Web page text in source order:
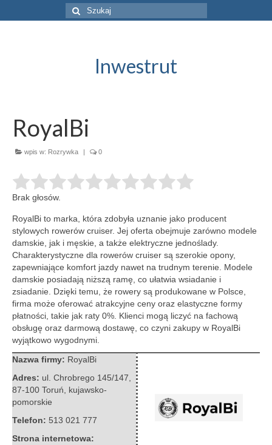
Szuklaj
w:
Inwestrut
RoyalBi
wpis w: Rozrywka | 0
Brak głosów.
RoyalBi to marka, która zdobyła uznanie jako producent
stylowych rowerów cruiser. Jej oferta obejmuje zarówno modele
damskie, jak i męskie, a także elektryczne jednoślady.
Charakterystyczne dla rowerów cruiser są szerokie opony,
zapewniające komfort jazdy nawet na trudnym terenie. Modele
damskie posiadają niższą ramę, co ułatwia wsiadanie i
zsiadanie. Dzięki temu, że rowery są produkowane w Polsce,
firma może oferować atrakcyjne ceny oraz elastyczne formy
płatności, takie jak raty 0%. Klienci mogą liczyć na fachową
obsługę oraz darmową dostawę, co czyni zakupy w RoyalBi
wyjątkowo wygodnymi.
Nazwa firmy: RoyalBi
Adres: ul. Chrobrego 145/147
87-100 Toruń
kujawsko-
pomorskie
Telefon: 513 021 777
Strona internetowa: